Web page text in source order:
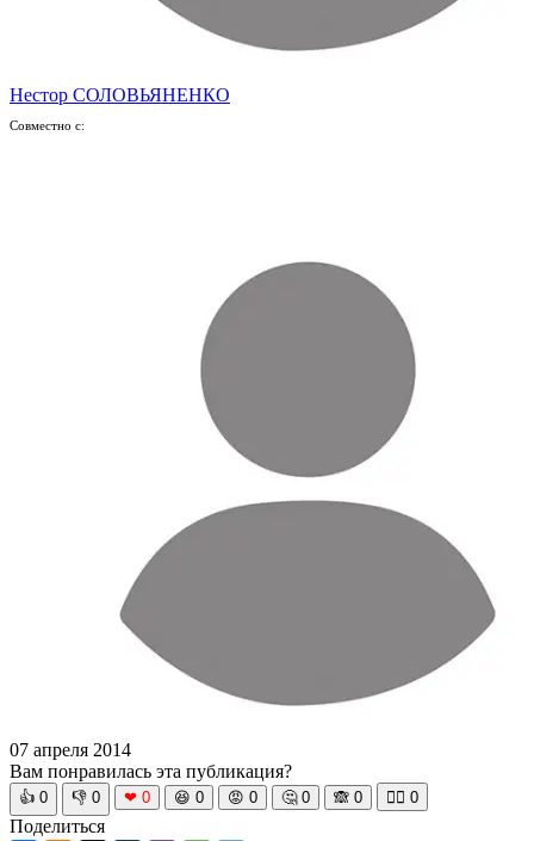
Нестор СОЛОВЬЯНЕНКО
Совместно с:
07 апреля 2014
Вам понравилась эта публикация?
👍 0 👎 0 ❤ 0 😆 0 😡 0 🤔 0 🙈 0 🧘‍♀️ 0
Поделиться